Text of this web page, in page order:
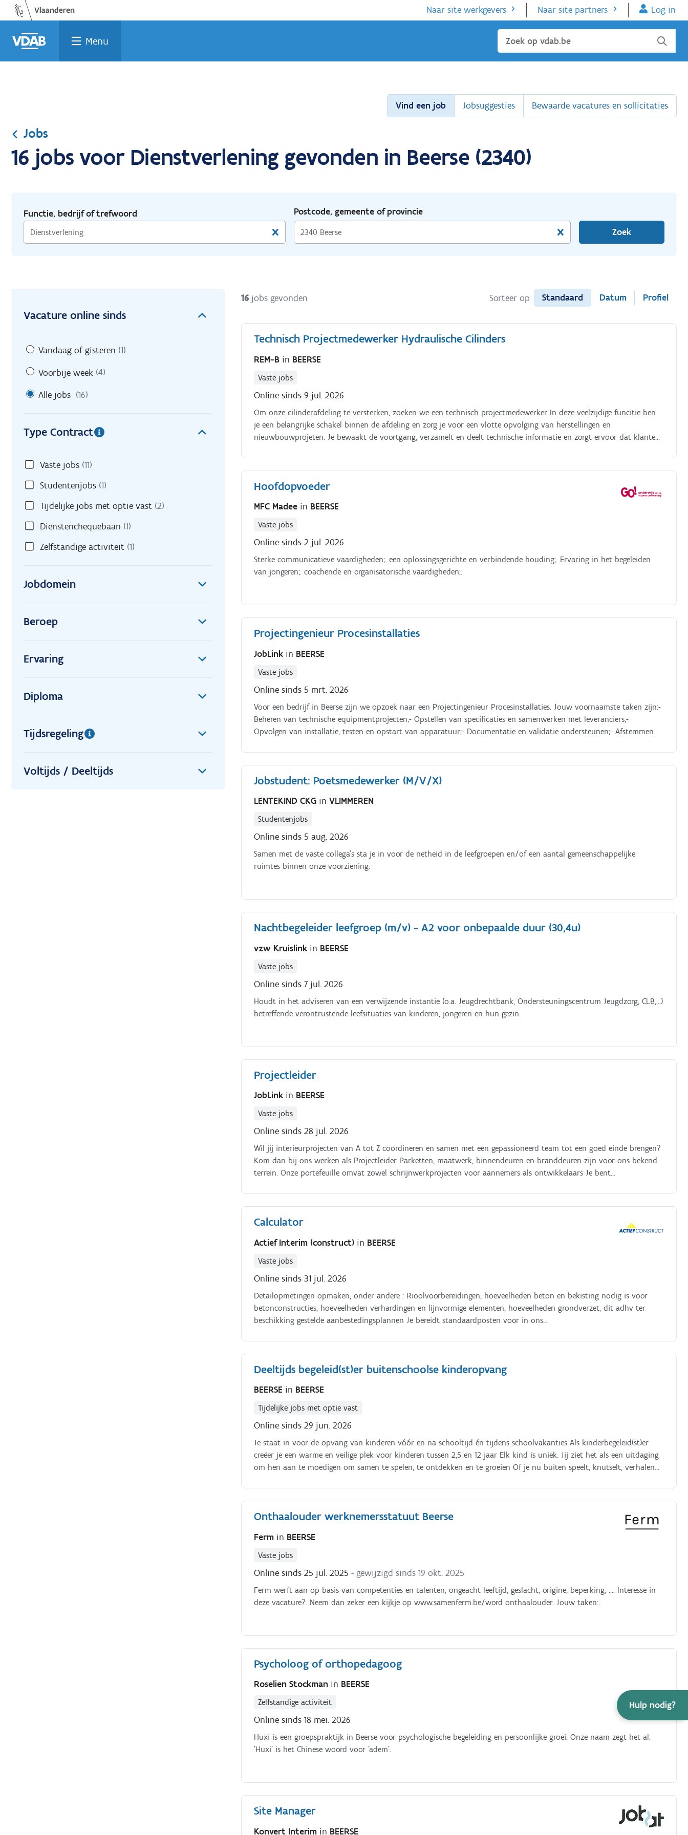
Ga
naar
de
inhoud
Vind
een
job
Vind
een
opleiding
Welke
job
past
bij
Terug
naar
home
Naar site werkgevers Naar site partners Log in
Menu Sluiten
Hulp nodig?
Vind een job Jobsuggesties Bewaarde vacatures en sollicitaties
Jobs
16 jobs voor Dienstverlening gevonden in Beerse (2340)
Functie, bedrijf of trefwoord
Postcode, gemeente of provincie
Zoek
Vacature online sinds
Vandaag of gisteren (1)
Voorbije week (4)
Alle jobs (16)
Type Contract
Vaste jobs (11)
Studentenjobs (1)
Tijdelijke jobs met optie vast (2)
Dienstenchequebaan (1)
Zelfstandige activiteit (1)
Jobdomein
Beroep
Ervaring
Diploma
Tijdsregeling
Voltijds / Deeltijds
16 jobs gevonden Sorteer op Standaard Datum Profiel
Technisch Projectmedewerker Hydraulische Cilinders
REM-B in BEERSE
Vaste jobs
Online sinds 9 jul. 2026
Om onze cilinderafdeling te versterken, zoeken we een technisch projectmedewerker In deze veelzijdige funcitie ben
je een belangrijke schakel binnen de afdeling en zorg je voor een vlotte opvolging van herstellingen en
nieuwbouwprojeten. Je bewaakt de voortgang, verzamelt en deelt technische informatie en zorgt ervoor dat klanten,
nauwkeurigheid met technisch inzicht en organisatorisch talent, waarbij geen dag hetzelfde is.
Hoofdopvoeder
MFC Madee in BEERSE
Vaste jobs
Online sinds 2 jul. 2026
Sterke communicatieve vaardigheden;. een oplossingsgerichte en verbindende houding;. Ervaring in het begeleiden
van jongeren;. coachende en organisatorische vaardigheden;.
Projectingenieur Procesinstallaties
JobLink in BEERSE
Vaste jobs
Online sinds 5 mrt. 2026
Voor een bedrijf in Beerse zijn we opzoek naar een Projectingenieur Procesinstallaties. Jouw voornaamste taken zijn:-
Beheren van technische equipmentprojecten;- Opstellen van specificaties en samenwerken met leveranciers;-
Opvolgen van installatie, testen en opstart van apparatuur;- Documentatie en validatie ondersteunen;- Afstemmen
Jobstudent: Poetsmedewerker (M/V/X)
LENTEKIND CKG inVLIMMEREN
Studentenjobs
Online sinds 5 aug. 2026
Samen met de vaste collega's sta je in voor de netheid in de leefgroepen en/of een aantal gemeenschappelijke
ruimtes binnen onze voorziening.
Nachtbegeleider leefgroep (m/v) - A2 voor onbepaalde duur (30,4u)
vzw Kruislink in BEERSE
Vaste jobs
Online sinds 7 jul. 2026
Houdt in het adviseren van een verwijzende instantie (o.a. Jeugdrechtbank, Ondersteuningscentrum Jeugdzorg, CLB,…)
betreffende verontrustende leefsituaties van kinderen, jongeren en hun gezin.
Projectleider
JobLink in BEERSE
Vaste jobs
Online sinds 28 jul. 2026
Wil jij interieurprojecten van A tot Z coördineren en samen met een gepassioneerd team tot een goed einde brengen?
Kom dan bij ons werken als Projectleider Parketten, maatwerk, binnendeuren en branddeuren zijn voor ons bekend
terrein. Onze portefeuille omvat zowel schrijnwerkprojecten voor aannemers als ontwikkelaars Je bent
het rechtstreekse aanspreekpunt vanaf bestelling tot en met nazorg Organisatie van werfvergaderingen en
gedetailleerde besprekingen met de opdrachtgever Selectie van onderaannemers na grondige prijsvergelijking Controle
van het werk van plaatsingsploegen tijdens en na de uitvoering Bewaking van het rendement van de
werkzaamheden en bijsturing indien nodig Voorbereiding van maandelijkse vorderingsstaten en verstrekking van alle
benodigde informatie voor indiening bij de opdrachtgever.
Calculator
Actief Interim (construct) in BEERSE
Vaste jobs
Online sinds 31 jul. 2026
Detailopmetingen opmaken, onder andere : Rioolvoorbereidingen, hoeveelheden beton en bekisting nodig is voor
betonconstructies, hoeveelheden verhardingen en lijnvormige elementen, hoeveelheden grondverzet, dit adhv ter
beschikking gestelde aanbestedingsplannen Je bereidt standaardposten voor in ons
Deeltijds begeleid(st)er buitenschoolse kinderopvang
BEERSE in BEERSE
Tijdelijke jobs met optie vast
Online sinds 29 jun. 2026
Je staat in voor de opvang van kinderen vóór en na schooltijd én tijdens schoolvakanties Als kinderbegeleid(st)er
creëer je een warme en veilige plek voor kinderen tussen 2,5 en 12 jaar Elk kind is uniek. Jij ziet het als een uitdaging
om hen aan te moedigen om samen te spelen, te ontdekken en te groeien Of je nu buiten speelt, knutselt, verhalen
Veiligheid staat voorop, zowel binnen als buiten op onze speelterreinen Je neemt verantwoordelijkheid, hebt een
pedagogische ingesteldheid en bouwt mee aan een warme opvangomgeving.
Onthaalouder werknemersstatuut Beerse
Ferm in BEERSE
Vaste jobs
Online sinds 25 jul. 2025 - gewijzigd sinds 19 okt. 2025
Ferm werft aan op basis van competenties en talenten, ongeacht leeftijd, geslacht, origine, beperking, …. Interesse in
deze vacature?. Neem dan zeker een kijkje op www.samenferm.be/word onthaalouder. Jouw taken:.
Psycholoog of orthopedagoog
Roselien Stockman in BEERSE
Zelfstandige activiteit
Online sinds 18 mei. 2026
Huxi is een groepspraktijk in Beerse voor psychologische begeleiding en persoonlijke groei. Onze naam zegt het al:
'Huxi' is het Chinese woord voor 'adem'.
Site Manager
Konvert Interim in BEERSE